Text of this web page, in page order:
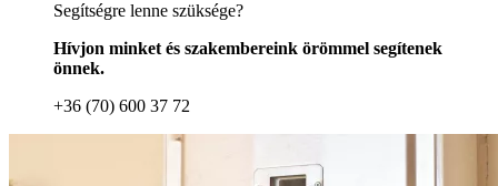
Segítségre lenne szüksége?
Hívjon minket és szakembereink örömmel segítenek
önnek.
+36 (70) 600 37 72